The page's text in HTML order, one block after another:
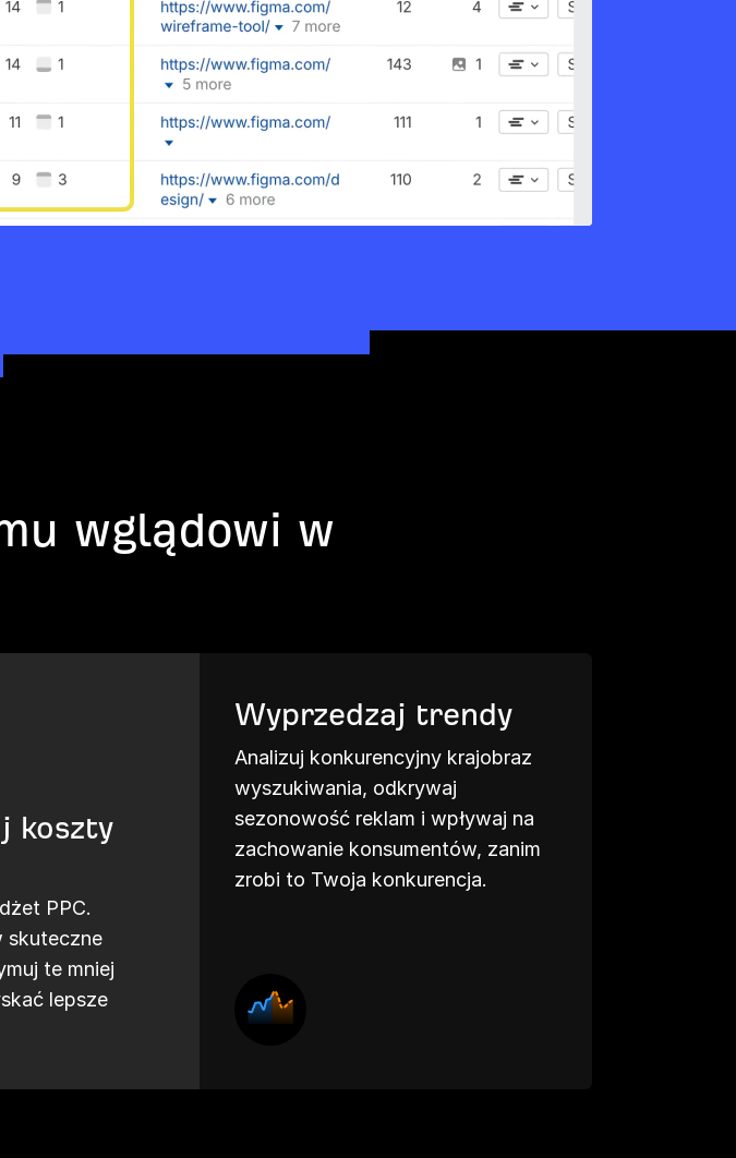
wglądowi w
koszty
PPC.
skuteczne
te mniej
lepsze
Wyprzedzaj trendy
Analizuj konkurencyjny krajobraz
wyszukiwania, odkrywaj
sezonowość reklam i wpływaj na
zachowanie konsumentów, zanim
zrobi to Twoja konkurencja.